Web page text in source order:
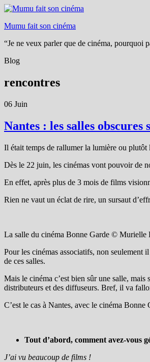
Mumu fait son cinéma
“Je ne veux parler que de cinéma, pourquoi
Blog
rencontres
06 Juin
Nantes : les salles
Il était temps de rallumer la lumière ou plutôt
Dès le 22 juin, les cinémas vont pouvoir de
En effet, après plus de 3 mois de films
Rien ne vaut un éclat de rire, un sursaut
La salle du cinéma Bonne Garde © Murielle
Pour les cinémas associatifs, non seulement
de ces salles.
Mais le cinéma c’est bien sûr une salle,
distributeurs et des diffuseurs. Bref, il va
C’est le cas à Nantes, avec le cinéma
Tout d’abord, comment avez-vous
J’ai vu beaucoup de films !